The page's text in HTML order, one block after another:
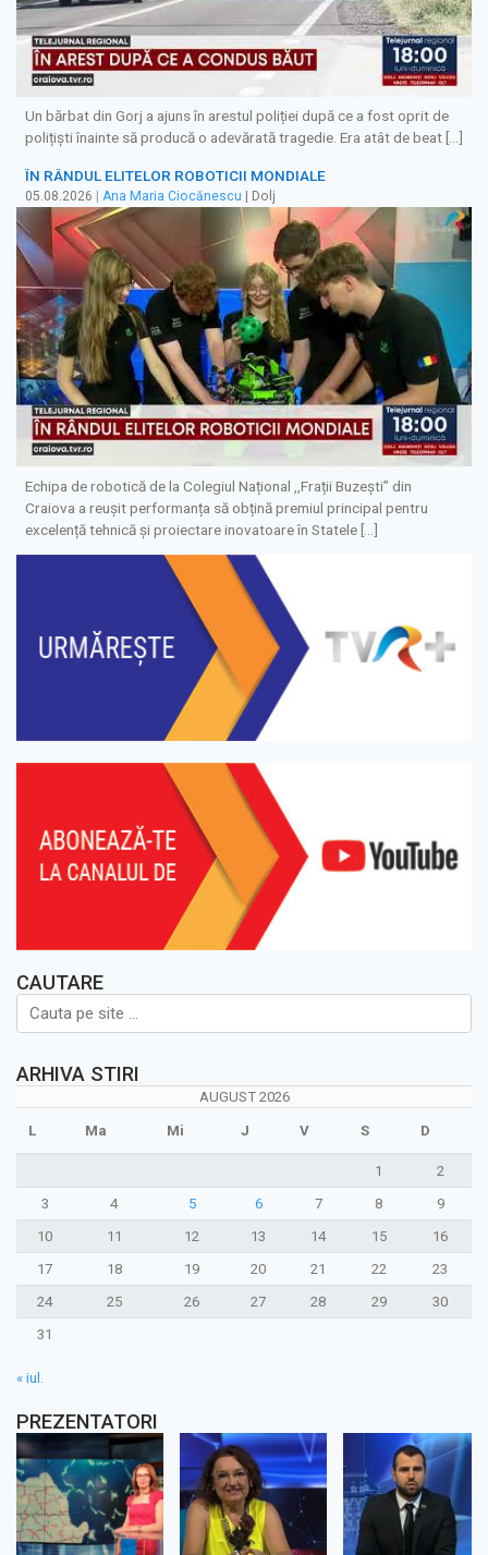
Un bărbat din Gorj a ajuns în arestul poliției după ce a fost oprit de
polițiști înainte să producă o adevărată tragedie. Era atât de beat […]
ÎN RÂNDUL ELITELOR ROBOTICII MONDIALE
05.08.2026 Ana Maria Ciocănescu | Dolj
Echipa de robotică de la Colegiul Național ,,Frații Buzești” din
Craiova a reușit performanța să obțină premiul principal pentru
excelență tehnică și proiectare inovatoare în Statele […]
CAUTARE
ARHIVA STIRI
AUGUST 2026
L Ma Mi J V S D
1
2
3
4 5 6 7 8
9
10
11 12 13 14 15
16
17
18 19 20 21 22
23
24
25 26 27 28 29
30
31
« iul.
PREZENTATORI